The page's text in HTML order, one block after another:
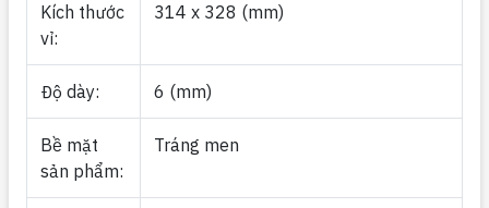
Kích thước
vỉ:
314 x 328 (mm)
Độ dày: 6 (mm)
Bề mặt
sản phẩm:
Tráng men